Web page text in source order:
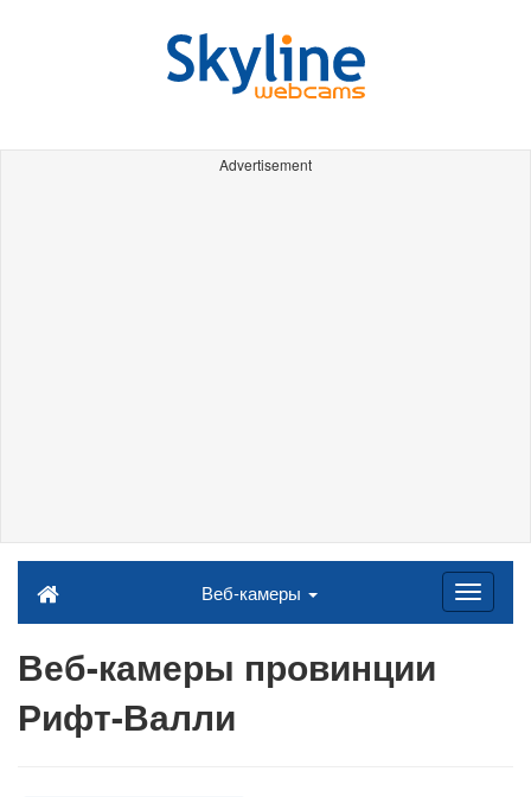
Advertisement
Веб-камеры
Веб-камеры провинции
Рифт-Валли